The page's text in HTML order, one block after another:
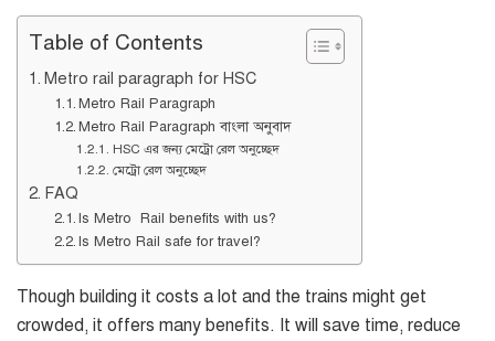
Table of Contents
Metro rail paragraph for HSC
Metro Rail Paragraph
Metro Rail Paragraph বাংলা অনুবাদ
HSC এর জন্য মেট্রো রেল অনুচ্ছেদ
মেট্রো রেল অনুচ্ছেদ
FAQ
Is Metro Rail benefits with us?
Is Metro Rail safe for travel?
Though building it costs a lot and the trains might get
crowded, it offers many benefits. It will save time, reduce